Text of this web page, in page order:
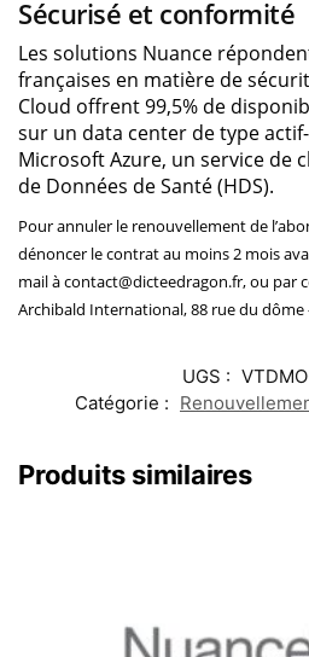
Sécurisé et conformité
Les solutions Nuance
françaises en matière de
Cloud offrent 99,5% de
sur un data center de type
Microsoft Azure, un service de
de Données de Santé (HDS).
Pour annuler le renouvellement de
dénoncer le contrat au moins 2 mois
mail à contact@dicteedragon.fr, ou par
Archibald International, 88 rue du dôme
UGS :
Catégorie :
Produits similaires